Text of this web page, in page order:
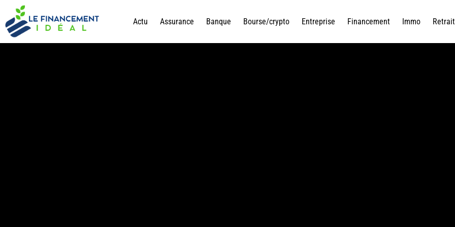
Actu Assurance Banque Bourse/crypto Entreprise Financement Immo